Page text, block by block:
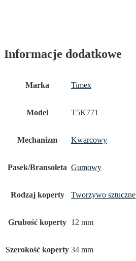
Informacje dodatkowe
Marka Timex
Model T5K771
Mechanizm Kwarcowy
Pasek/Bransoleta Gumowy
Rodzaj koperty Tworzywo sztuczne
Grubość koperty 12 mm
Szerokość koperty 34 mm